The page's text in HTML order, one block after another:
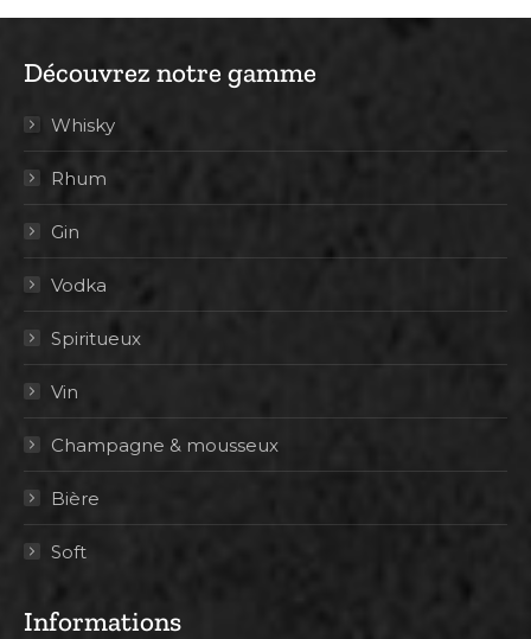
Découvrez notre gamme
Whisky
Rhum
Gin
Vodka
Spiritueux
Vin
Champagne & mousseux
Bière
Soft
Informations